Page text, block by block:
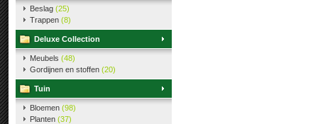
Beslag (25)
Trappen (8)
Deluxe Collection
Meubels (48)
Gordijnen en stoffen (20)
Tuin
Bloemen (98)
Planten (37)